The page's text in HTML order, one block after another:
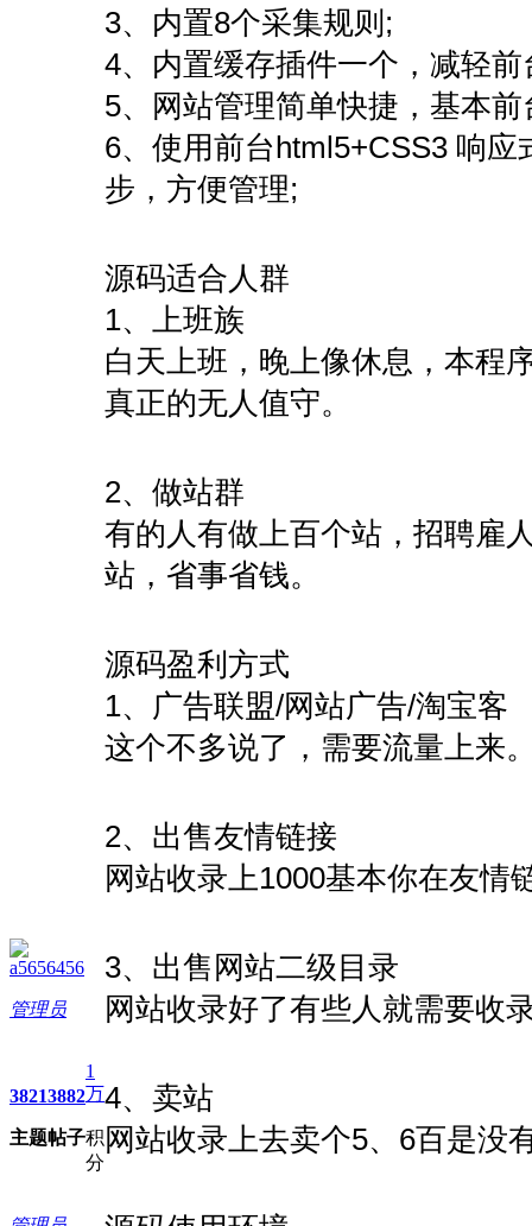
a5656456
管理员
3821
主题
3882
帖子
1
万
积
分
3、内置8个采集规则;
4、内置缓存插件一个，减轻
5、网站管理简单快捷，基本
6、使用前台html5+CSS3 响
步，方便管理;
源码适合人群
1、上班族
白天上班，晚上像休息，本程
真正的无人值守。
2、做站群
有的人有做上百个站，招聘雇
站，省事省钱。
源码盈利方式
1、广告联盟/网站广告/淘宝客
这个不多说了，需要流量上来
2、出售友情链接
网站收录上1000基本你在友情
3、出售网站二级目录
网站收录好了有些人就需要收
4、卖站
网站收录上去卖个5、6百是没